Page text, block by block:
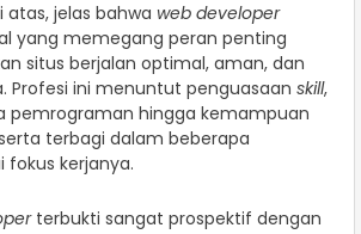
atas, jelas bahwa web developer
yang memegang peran penting
situs berjalan optimal, aman, dan
Profesi ini menuntut penguasaan skill,
pemrograman hingga kemampuan
terbagi dalam beberapa
fokus kerjanya.
terbukti sangat prospektif dengan